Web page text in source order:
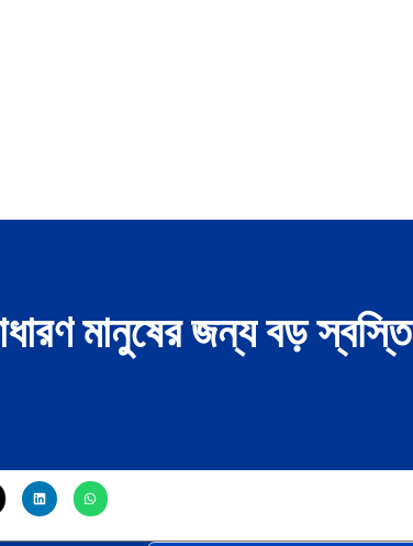
মানুষের জন্য বড় স্বস্তি